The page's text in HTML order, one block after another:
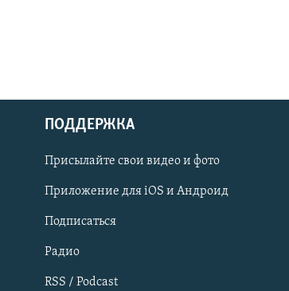
Українською
Qırımtatar
ПРИСОЕДИНЯЙТЕСЬ!
ПОДДЕРЖКА
Присылайте свои видео и фото
Приложение для iOS и Андроид
Подписаться
Радио
RSS / Podcast